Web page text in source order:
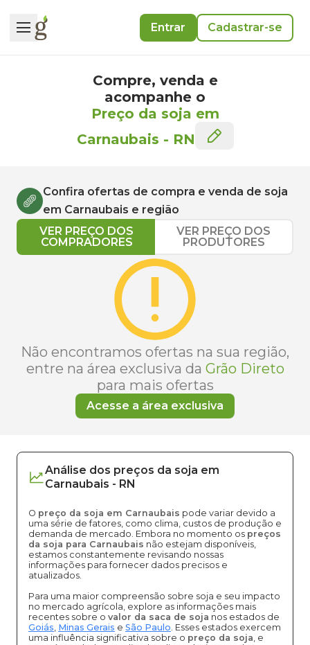
Entrar Cadastrar-se
Compre, venda e
acompanhe o
Preço da soja em
Carnaubais - RN
Confira ofertas de compra e venda de soja
em Carnaubais e região
VER PREÇO DOS
COMPRADORES
VER PREÇO DOS
PRODUTORES
Não encontramos ofertas na sua região,
entre na área exclusiva da Grão Direto
para mais ofertas
Acesse a área exclusiva
Análise dos preços da soja em
Carnaubais - RN
O preço da soja em Carnaubais pode variar devido a
uma série de fatores, como clima, custos de produção e
demanda de mercado. Embora no momento os preços
da soja para Carnaubais não estejam disponíveis,
estamos constantemente revisando nossas
informações para fornecer dados precisos e
atualizados.
Para uma maior compreensão sobre soja e seu impacto
no mercado agrícola, explore as informações mais
recentes sobre o valor da saca de soja nos estados de
Goiás, Minas Gerais e São Paulo. Esses estados exercem
uma influência significativa sobre o preço da soja, e